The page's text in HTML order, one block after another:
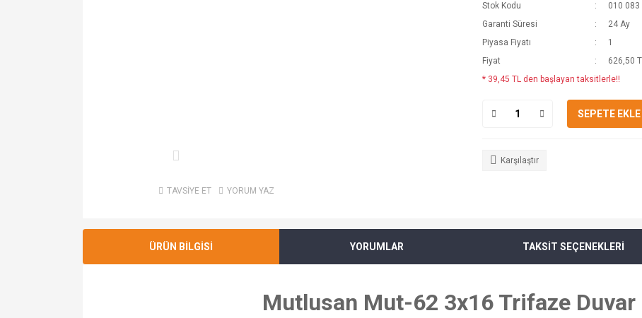
TAVSİYE ET YORUM YAZ
Stok Kodu
010
Garanti Süresi
24 Ay
Piyasa Fiyatı
1
Fiyat
626,50
* 39,45 TL den başlayan taksitlerle!!
SEPETE EKLE
Karşılaştır
ÜRÜN BİLGİSİ YORUMLAR TAKSİT SEÇENEKLERİ
Mutlusan Mut-62 3x16 Trifaze